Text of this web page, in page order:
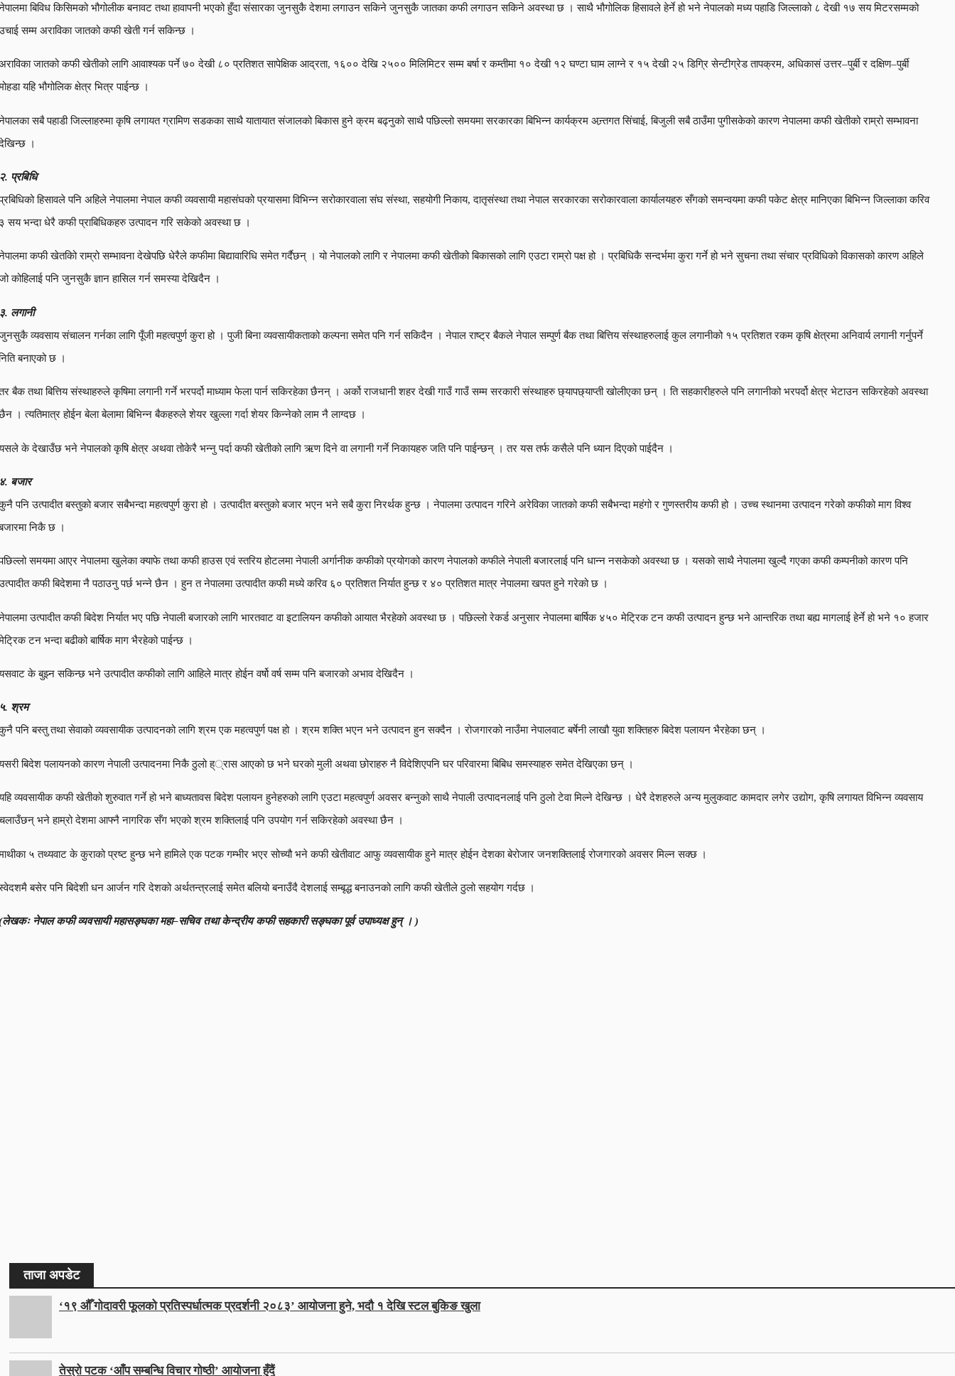
बिविध किसिमको भौगोलीक बनावट तथा हावापनी भएको हुँदा संसारका जुनसुकै देशमा लगाउन सकिने जुनसुकै जातका कफी लगाउन सकिने अवस्था छ । साथै भौगोलिक हिसावले हेर्ने हो भने नेपालको मध्य पहाडि जिल्लाको ८ देखी १७ सय मिटरसम्मको
सम्म अराविका जातको कफी खेती गर्न सकिन्छ ।
जातको कफी खेतीको लागि आवाश्यक पर्ने ७० देखी ८० प्रतिशत सापेक्षिक आद्रता, १६०० देखि २५०० मिलिमिटर सम्म बर्षा र कम्तीमा १० देखी १२ घण्टा घाम लाग्ने र १५ देखी २५ डिग्रि सेन्टीग्रेड तापक्रम, अधिकासं उत्तर–पुर्बी र दक्षिण–पुर्बी
यहि भौगोलिक क्षेत्र भित्र पाईन्छ ।
सबै पहाडी जिल्लाहरुमा कृषि लगायत ग्रामिण सडकका साथै यातायात संजालको बिकास हुने क्रम बढ्नुको साथै पछिल्लो समयमा सरकारका बिभिन्न कार्यक्रम अन्र्तगत सिंचाई, बिजुली सबै ठाउँमा पुगीसकेको कारण नेपालमा कफी खेतीको राम्रो सम्भावना
।
प्रबिधि
हिसावले पनि अहिले नेपालमा नेपाल कफी व्यवसायी महासंघको प्रयासमा विभिन्न सरोकारवाला संघ संस्था, सहयोगी निकाय, दातृसंस्था तथा नेपाल सरकारका सरोकारवाला कार्यालयहरु सँगको समन्वयमा कफी पकेट क्षेत्र मानिएका बिभिन्न जिल्लाका करिव
सय भन्दा धेरै कफी प्राबिधिकहरु उत्पादन गरि सकेको अवस्था छ ।
कफी खेतकिो राम्रो सम्भावना देखेपछि धेरैले कफीमा बिद्यावारिधि समेत गर्दैछन् । यो नेपालको लागि र नेपालमा कफी खेतीको बिकासको लागि एउटा राम्रो पक्ष हो । प्रबिधिकै सन्दर्भमा कुरा गर्ने हो भने सुचना तथा संचार प्रविधिको विकासको कारण अहिले
कोहिलाई पनि जुनसुकै ज्ञान हासिल गर्न समस्या देखिदैन ।
लगानी
व्यवसाय संचालन गर्नका लागि पूँजी महत्वपुर्ण कुरा हो । पुजी बिना व्यवसायीकताको कल्पना समेत पनि गर्न सकिदैन । नेपाल राष्ट्र बैकले नेपाल सम्पुर्ण बैक तथा बित्तिय संस्थाहरुलाई कुल लगानीको १५ प्रतिशत रकम कृषि क्षेत्रमा अनिवार्य लगानी गर्नुपर्ने
बनाएको छ ।
बैक तथा बित्तिय संस्थाहरुले कृषिमा लगानी गर्ने भरपर्दो माध्याम फेला पार्न सकिरहेका छैनन् । अर्को राजधानी शहर देखी गाउँ गाउँ सम्म सरकारी संस्थाहरु छ्यापछ्याप्ती खोलीएका छन् । ति सहकारीहरुले पनि लगानीको भरपर्दो क्षेत्र भेटाउन सकिरहेको अवस्था
। त्यतिमात्र होईन बेला बेलामा बिभिन्न बैकहरुले शेयर खुल्ला गर्दा शेयर किन्नेको लाम नै लाग्दछ ।
के देखाउँछ भने नेपालको कृषि क्षेत्र अथवा तोकेरै भन्नु पर्दा कफी खेतीको लागि ऋण दिने वा लगानी गर्ने निकायहरु जति पनि पाईन्छन् । तर यस तर्फ कसैले पनि ध्यान दिएको पाईदैन ।
बजार
पनि उत्पादीत बस्तुको बजार सबैभन्दा महत्वपुर्ण कुरा हो । उत्पादीत बस्तुको बजार भएन भने सबै कुरा निरर्थक हुन्छ । नेपालमा उत्पादन गरिने अरेविका जातको कफी सबैभन्दा महंगो र गुणस्तरीय कफी हो । उच्च स्थानमा उत्पादन गरेको कफीको माग विश्व
निकै छ ।
समयमा आएर नेपालमा खुलेका क्याफे तथा कफी हाउस एवं स्तरिय होटलमा नेपाली अर्गानीक कफीको प्रयोगको कारण नेपालको कफीले नेपाली बजारलाई पनि धान्न नसकेको अवस्था छ । यसको साथै नेपालमा खुल्दै गएका कफी कम्पनीको कारण पनि
कफी बिदेशमा नै पठाउनु पर्छ भन्ने छैन । हुन त नेपालमा उत्पादीत कफी मध्ये करिव ६० प्रतिशत निर्यात हुन्छ र ४० प्रतिशत मात्र नेपालमा खपत हुने गरेको छ ।
उत्पादीत कफी बिदेश निर्यात भए पछि नेपाली बजारको लागि भारतवाट वा इटालियन कफीको आयात भैरहेको अवस्था छ । पछिल्लो रेकर्ड अनुसार नेपालमा बार्षिक ४५० मेट्रिक टन कफी उत्पादन हुन्छ भने आन्तरिक तथा बह्य मागलाई हेर्ने हो भने १० हजार
टन भन्दा बढीको बार्षिक माग भैरहेको पाईन्छ ।
के बुझ्न सकिन्छ भने उत्पादीत कफीको लागि आहिले मात्र होईन वर्षो वर्ष सम्म पनि बजारको अभाव देखिदैन ।
श्रम
पनि बस्तु तथा सेवाको व्यवसायीक उत्पादनको लागि श्रम एक महत्वपुर्ण पक्ष हो । श्रम शक्ति भएन भने उत्पादन हुन सक्दैन । रोजगारको नाउँमा नेपालवाट बर्षेनी लाखौ युवा शक्तिहरु बिदेश पलायन भैरहेका छन् ।
बिदेश पलायनको कारण नेपाली उत्पादनमा निकै ठुलो ह््रास आएको छ भने घरको मुली अथवा छोराहरु नै विदेशिएपनि घर परिवारमा बिबिध समस्याहरु समेत देखिएका छन् ।
व्यवसायीक कफी खेतीको शुरुवात गर्ने हो भने बाध्यतावस बिदेश पलायन हुनेहरुको लागि एउटा महत्वपुर्ण अवसर बन्नुको साथै नेपाली उत्पादनलाई पनि ठुलो टेवा मिल्ने देखिन्छ । धेरै देशहरुले अन्य मुलुकवाट कामदार लगेर उद्योग, कृषि लगायत विभिन्न व्यवसाय
भने हाम्रो देशमा आफ्नै नागरिक सँग भएको श्रम शक्तिलाई पनि उपयोग गर्न सकिरहेको अवस्था छैन ।
५ तथ्यवाट के कुराको प्रष्ट हुन्छ भने हामिले एक पटक गम्भीर भएर सोच्यौ भने कफी खेतीवाट आफु व्यवसायीक हुने मात्र होईन देशका बेरोजार जनशक्तिलाई रोजगारको अवसर मिल्न सक्छ ।
बसेर पनि बिदेशी धन आर्जन गरि देशको अर्थतन्त्रलाई समेत बलियो बनाउँदै देशलाई सम्बृद्ध बनाउनको लागि कफी खेतीले ठुलो सहयोग गर्दछ ।
नेपाल कफी व्यवसायी महासङ्घका महा–सचिव तथा केन्द्रीय कफी सहकारी सङ्घका पूर्व उपाध्यक्ष हुन् । )
ताजा अपडेट
‘१९ औँ गोदावरी फूलको प्रतिस्पर्धात्मक प्रदर्शनी २०८३’ आयोजना हुने, भदौ १ देखि स्टल बुकिङ खुला
तेस्रो पटक ‘आँप सम्बन्धि विचार गोष्ठी’ आयोजना हुँदैं